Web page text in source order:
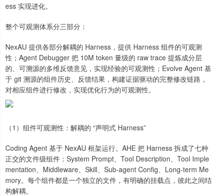
ess 实现进化。
整个可观测体系分三部分：
NexAU 提供各部分解耦的 Harness，提供 Harness 组件的可观测
性；Agent Debugger 把 10M token 量级的 raw trace 提炼成分层
的、可溯源的多维反馈意见，实现经验的可观测性；Evolve Agent 基
于 git 溯源的组件历史、反馈结果，构建证据驱动的完整修改链路，
对相应组件进行修改，实现优化行为的可观测性。
（1）组件可观测性：解耦的 “声明式 Harness”
Coding Agent 基于 NexAU 框架运行。AHE 把 Harness 拆成了七种
正交的文件级组件：System Prompt、Tool Description、Tool Imple
mentation、Middleware、Skill、Sub-agent Config、Long-term Me
mory。每个组件都是一个独立的文件，有明确的挂载点，彼此之间结
构解耦。